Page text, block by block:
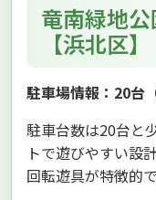
竜南緑地公
【浜北区】
駐車場情報：20台
駐車台数は20台と
トで遊びやすい設
回転遊具が特徴的